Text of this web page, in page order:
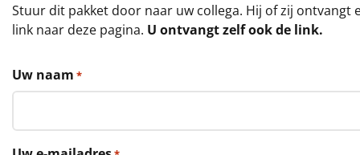
€40 tot €45
€50 tot €55
€55 tot €75
Stuur dit pakket door naar uw collega. Hij of zij ontvangt
link naar deze pagina. U ontvangt zelf ook de link.
Uw naam *